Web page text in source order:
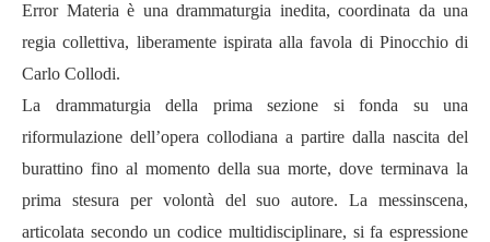
Error Materia è una drammaturgia inedita, coordinata da una
regia collettiva, liberamente ispirata alla favola di Pinocchio di
Carlo Collodi.
La drammaturgia della prima sezione si fonda su una
riformulazione dell’opera collodiana a partire dalla nascita del
burattino fino al momento della sua morte, dove terminava la
prima stesura per volontà del suo autore. La messinscena,
articolata secondo un codice multidisciplinare, si fa espressione